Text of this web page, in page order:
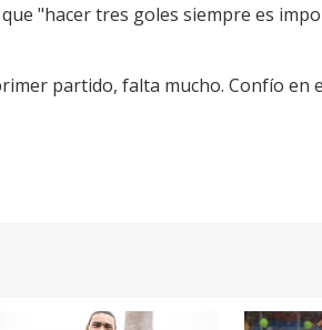
"hacer tres goles siempre es
partido, falta mucho. Confío